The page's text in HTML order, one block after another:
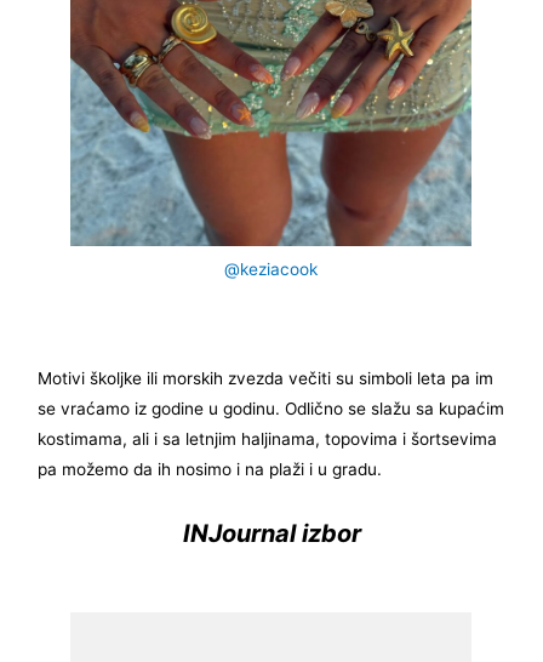
@keziacook
Motivi školjke ili morskih zvezda večiti su simboli leta pa im
se vraćamo iz godine u godinu. Odlično se slažu sa kupaćim
kostimama, ali i sa letnjim haljinama, topovima i šortsevima
pa možemo da ih nosimo i na plaži i u gradu.
INJournal izbor